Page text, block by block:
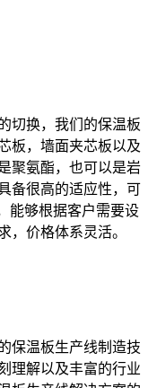
切换，我们的保温板
板，墙面夹芯板以及
聚氨酯，也可以是岩
备很高的适应性，可
能够根据客户需要设
，价格体系灵活。
保温板生产线制造技
理解以及丰富的行业